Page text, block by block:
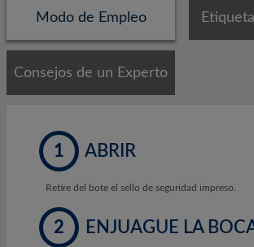
Modo de Empleo
Consejos de un Experto
1 ABRIR
Retire del bote el sello de seguridad impreso.
2 ENJUAGUE LA